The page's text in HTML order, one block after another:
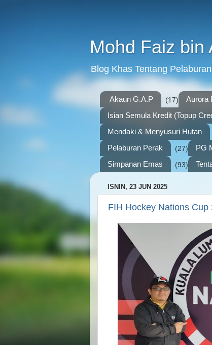
Mohd Faiz bin
Blog Khas Tentang
Akaun G.A.P (17) Aurora
Isian Semula Kredit (Topup
Mendaki & Menyusuri Hutan
Pelaburan Perak (27) PG
Simpanan Emas (93)
ISNIN, 23 JUN 2025
FIH Hockey Nations Cup